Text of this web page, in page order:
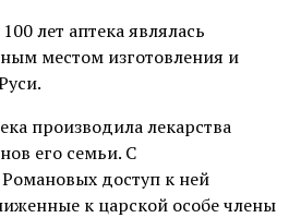
лет аптека являлась
местом изготовления и
производила лекарства
его семьи. С
доступ к ней
к царской особе члены